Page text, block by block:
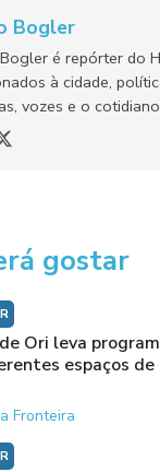
Bogler
é repórter do
à cidade,
vozes e o
gostar
Ori leva
espaços de
Fronteira